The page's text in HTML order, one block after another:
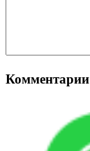
Комментарии